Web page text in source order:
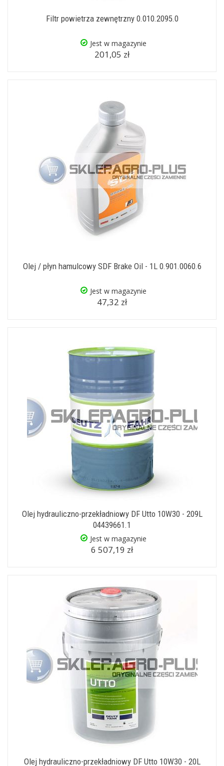
Filtr powietrza zewnętrzny 0.010.2095.0
Jest w magazynie
201,05 zł
Olej / płyn hamulcowy SDF Brake Oil - 1L 0.901.0060.6
Jest w magazynie
47,32 zł
Olej hydrauliczno-przekładniowy DF Utto 10W30 - 209L
04439661.1
Jest w magazynie
6 507,19 zł
Olej hydrauliczno-przekładniowy DF Utto 10W30 - 20L